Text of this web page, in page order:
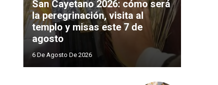
San Cayetano 2026: cómo será
la peregrinación, visita al
templo y misas este 7 de
agosto
6 De Agosto De 2026